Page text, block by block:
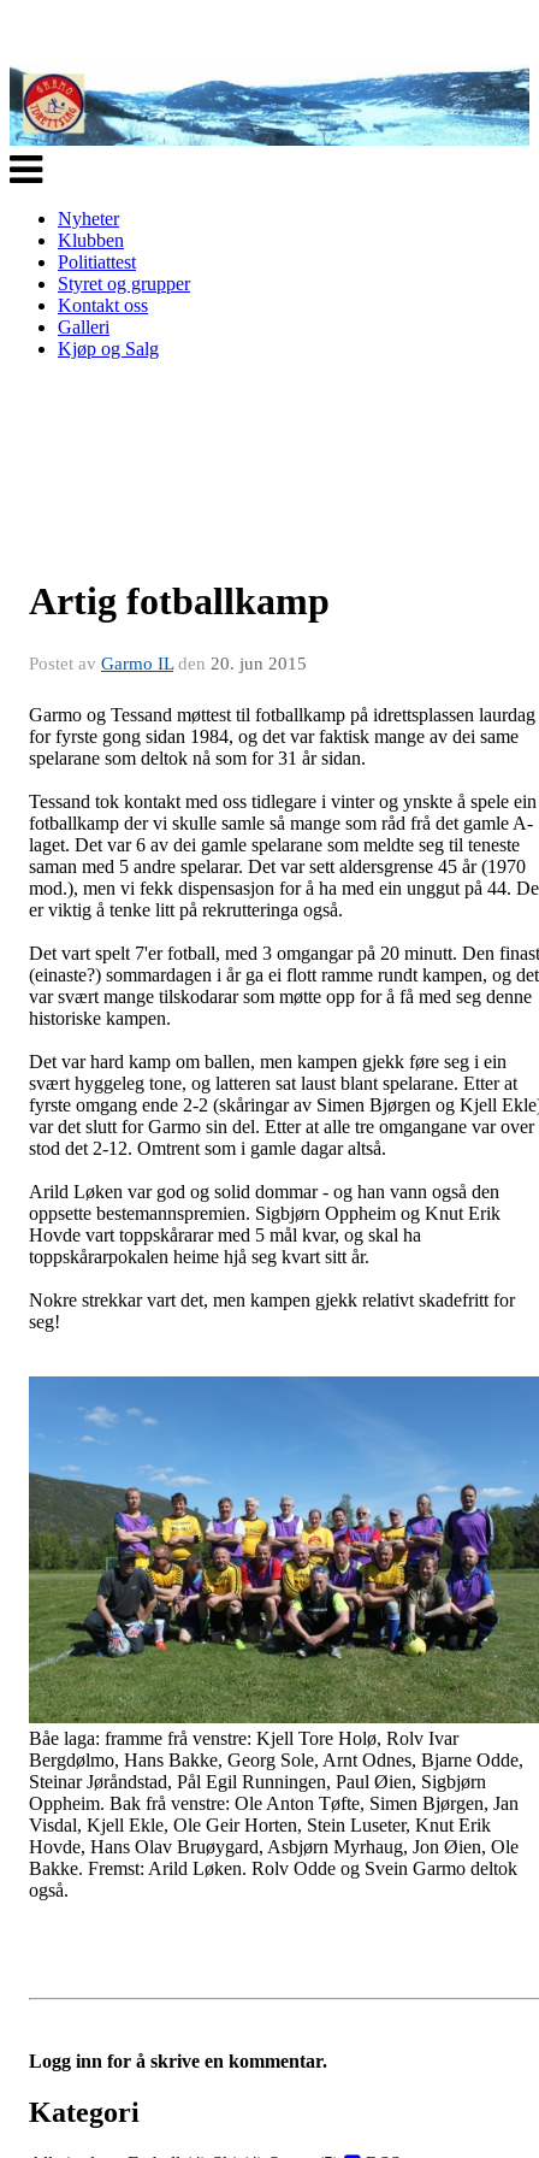
Veksle
navigasjon
Nyheter
Klubben
Politiattest
Styret og grupper
Kontakt oss
Galleri
Kjøp og Salg
Artig fotballkamp
Postet av Garmo ILden 20. jun 2015
Garmo og Tessand møttest til fotballkamp på idrettsplassen laurdag
for fyrste gong sidan 1984, og det var faktisk mange av dei same
spelarane som deltok nå som for 31 år sidan.
Tessand tok kontakt med oss tidlegare i vinter og ynskte å spele ein
fotballkamp der vi skulle samle så mange som råd frå det gamle A-
laget. Det var 6 av dei gamle spelarane som meldte seg til teneste
saman med 5 andre spelarar. Det var sett aldersgrense 45 år (1970
mod.), men vi fekk dispensasjon for å ha med ein unggut på 44.
er viktig å tenke litt på rekrutteringa også.
Det vart spelt 7'er fotball, med 3 omgangar på 20 minutt. Den
(einaste?) sommardagen i år ga ei flott ramme rundt kampen, og det
var svært mange tilskodarar som møtte opp for å få med seg denne
historiske kampen.
Det var hard kamp om ballen, men kampen gjekk føre seg i ein
svært hyggeleg tone, og latteren sat laust blant spelarane. Etter at
fyrste omgang ende 2-2 (skåringar av Simen Bjørgen og Kjell
var det slutt for Garmo sin del. Etter at alle tre omgangane var over
stod det 2-12. Omtrent som i gamle dagar altså.
Arild Løken var god og solid dommar - og han vann også den
oppsette bestemannspremien. Sigbjørn Oppheim og Knut Erik
Hovde vart toppskårarar med 5 mål kvar, og skal ha
toppskårarpokalen heime hjå seg kvart sitt år.
Nokre strekkar vart det, men kampen gjekk relativt skadefritt for
seg!
Båe laga: framme frå venstre: Kjell Tore Holø, Rolv Ivar
Bergdølmo, Hans Bakke, Georg Sole, Arnt Odnes, Bjarne Odde,
Steinar Jøråndstad, Pål Egil Runningen, Paul Øien, Sigbjørn
Oppheim. Bak frå venstre: Ole Anton Tøfte, Simen Bjørgen, Jan
Visdal, Kjell Ekle, Ole Geir Horten, Stein Luseter, Knut Erik
Hovde, Hans Olav Bruøygard, Asbjørn Myrhaug, Jon Øien, Ole
Bakke. Fremst: Arild Løken. Rolv Odde og Svein Garmo deltok
også.
Logg inn for å skrive en kommentar.
Kategori